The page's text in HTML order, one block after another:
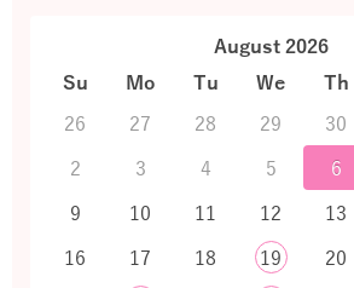
August 2026
Su
Mo Tu We Th
26
27 28 29 30
2
3 4 5 6
9
10 11 12 13
16
17 18 19 20